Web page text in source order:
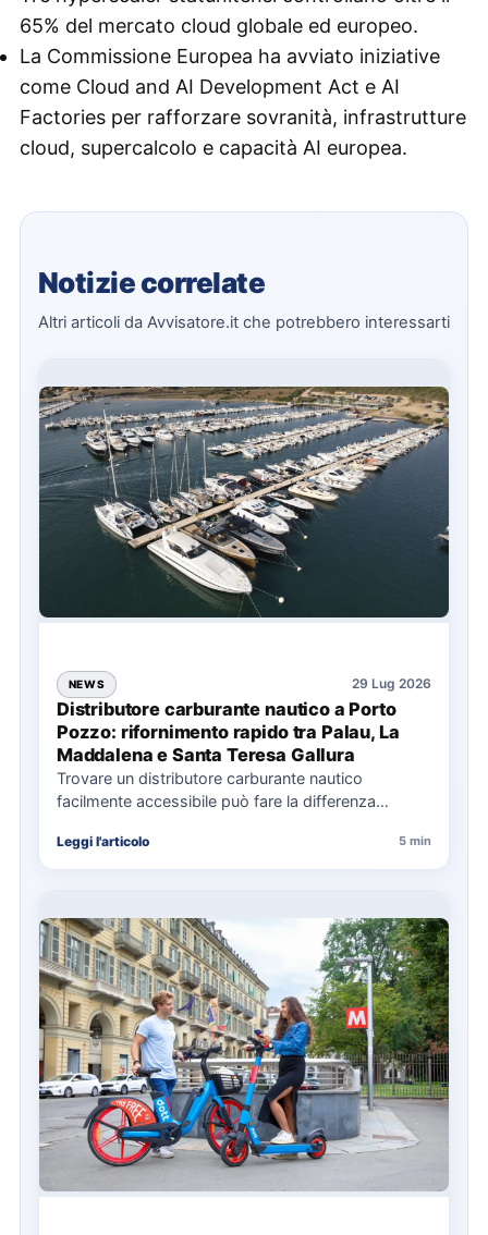
65% del mercato cloud globale ed europeo.
La Commissione Europea ha avviato iniziative
come Cloud and AI Development Act e AI
Factories per rafforzare sovranità, infrastrutture
cloud, supercalcolo e capacità AI europea.
Notizie correlate
Altri articoli da Avvisatore.it che potrebbero interessarti
NEWS 29 Lug 2026
Distributore carburante nautico a Porto
Pozzo: rifornimento rapido tra Palau, La
Maddalena e Santa Teresa Gallura
Trovare un distributore carburante nautico
facilmente accessibile può fare la differenza
soprattutto…
Leggi l'articolo 5 min